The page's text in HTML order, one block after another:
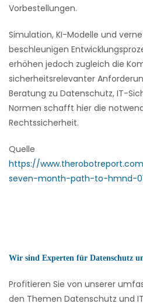
Vorbestellungen.
Simulation, KI-Modelle und
beschleunigen
erhöhen jedoch zugleich die
sicherheitsrelevanter
Beratung zu Datenschutz, IT-
Normen schafft hier die
Rechtssicherheit.
Quelle
https://
seven-month-path-to-hmnd-
Wir sind Experten für Datenschutz
Profitieren Sie von unserer
den Themen Datenschutz und